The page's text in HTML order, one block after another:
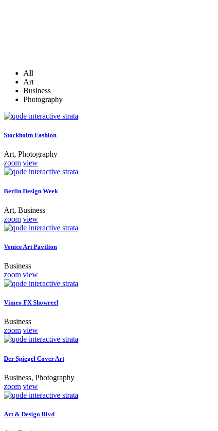
All
Art
Business
Photography
Stockholm Fashion
Art, Photography
zoom view
Berlin Design Week
Art, Business
zoom view
Venice Art Pavilion
Business
zoom view
Vimeo FX Showreel
Business
zoom view
Der Spiegel Cover Art
Business, Photography
zoom view
Art & Design Blvd